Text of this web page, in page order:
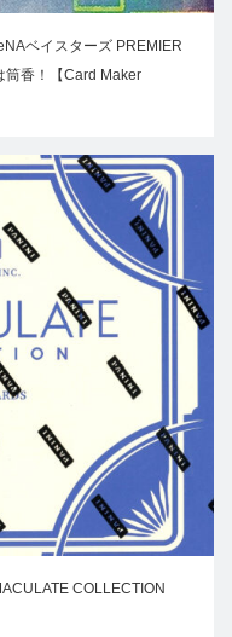
ベイスターズ PREMIER
筒香！【Card Maker
COLLECTION